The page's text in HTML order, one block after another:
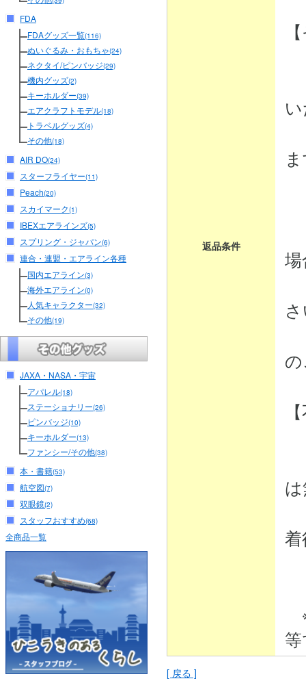
FDA
FDAグッズ一覧(116)
ぬいぐるみ・おもちゃ(24)
ネクタイ/ピンバッジ(29)
機内グッズ(2)
キーホルダー(39)
エアクラフトモデル(18)
トラベルグッズ(4)
その他(18)
AIR DO(24)
スターフライヤー(11)
Peach(20)
スカイマーク(1)
IBEXエアラインズ(5)
スプリング・ジャパン(6)
連合・連盟・エアライン各種
国内エアライン(3)
海外エアライン(0)
人気キャラクター(32)
その他(19)
JAXA・NASA・宇宙
アパレル(18)
ステーショナリー(26)
ピンバッジ(10)
キーホルダー(13)
ファンシー/その他(38)
本・書籍(53)
航空図(7)
双眼鏡(2)
スタッフおすすめ(68)
全商品一覧
返品条件
[ 戻る ]